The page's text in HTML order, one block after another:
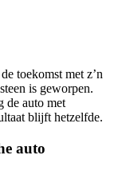
toekomst met z’n
is geworpen.
de auto met
blijft hetzelfde.
auto